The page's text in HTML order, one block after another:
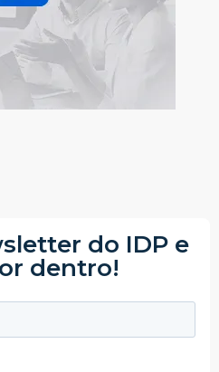
do IDP e
dentro!